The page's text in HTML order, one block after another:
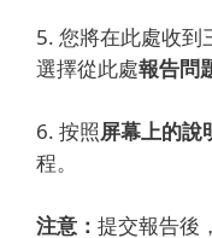
5. 您將在此處收到
選擇從此處報告問
6. 按照屏幕上的說
程。
注意： 提交報告後